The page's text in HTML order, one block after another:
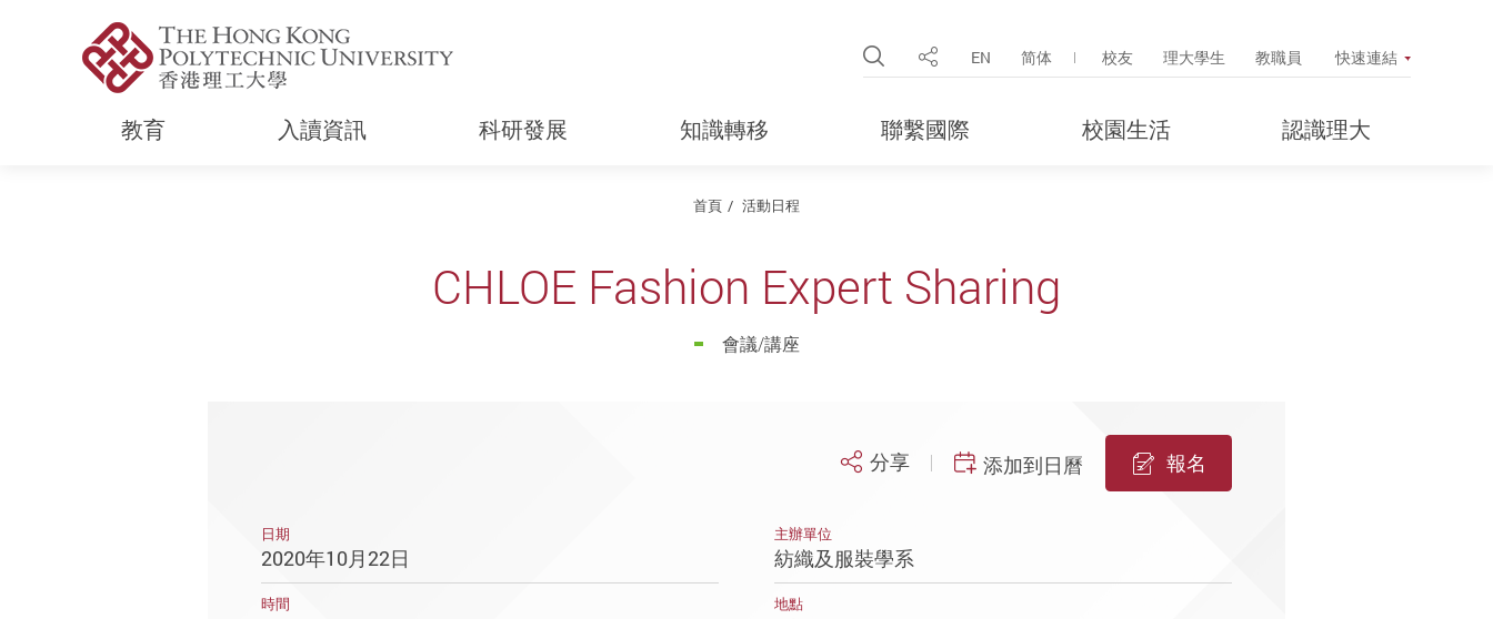
Open Site Search Popup
分享 EN 简体 校友 理大學生 教職員 快速連結
教育 入讀資訊 科研發展 知識轉移 聯繫國際 校園生活 認識理大
首頁 活動日程
CHLOE Fashion Expert Sharing
會議/講座
分享 添加到日曆 報名
日期
2020年10月22日
主辦單位
紡織及服裝學系
時間 地點